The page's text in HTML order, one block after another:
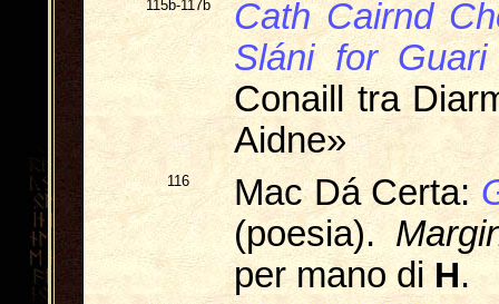
115b-117b
Cath Cairnd
Sláni for Guari
Conaill tra
Aidne»
116 Mac Dá Certa:
(poesia).
per mano di H.